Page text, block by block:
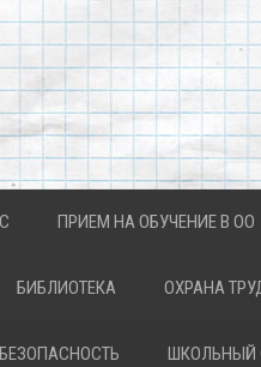
ПРИЕМ НА ОБУЧЕНИЕ В ОО
БИБЛИОТЕКА ОХРАНА
ШКОЛЬНЫЙ